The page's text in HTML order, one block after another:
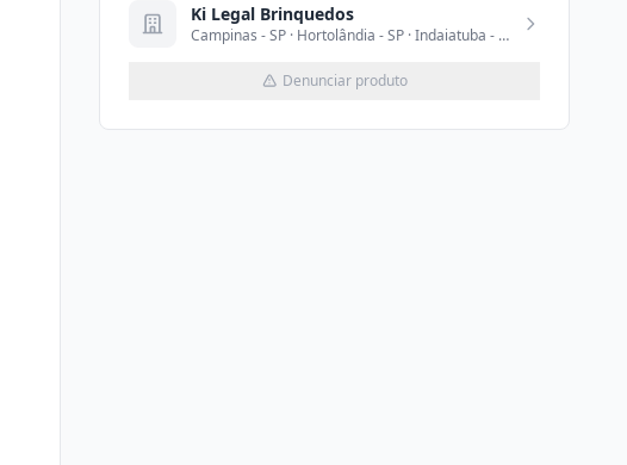
Ki Legal Brinquedos
Campinas - SP · Hortolândia - SP · Indaiatuba - SP · Monte Mor - SP · Paulínia - SP
Denunciar produto